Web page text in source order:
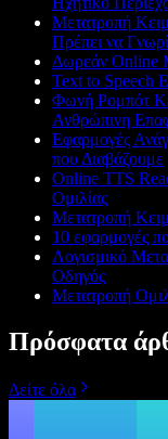
Μετατροπή
Πρέπει να
Δωρεάν Online
Text to Speech
Φωνή Ρομπότ
Ανθρώπινη
Εφαρμογές
που Διαβάζουμε
Online TTS
Ομιλίας
Μετατροπή
10 εφαρμογές
Λογισμικό
Οδηγός
Μετατροπή
Πρόσφατα
Δείτε όλα